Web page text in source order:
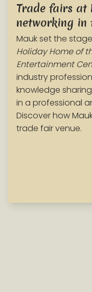
Trade fairs at
networking in
Mauk set the
Holiday Home of
Entertainment
industry
knowledge
in a professional
Discover how
trade fair venue.